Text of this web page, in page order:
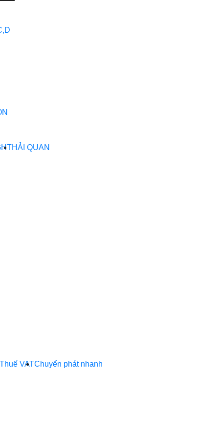
HẢI QUAN
VATChuyển phát nhanh